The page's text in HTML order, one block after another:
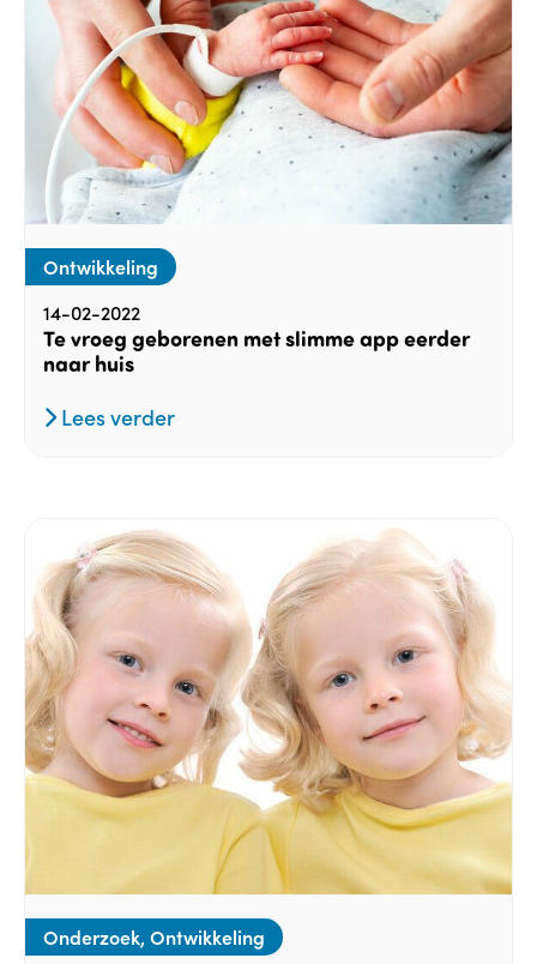
Ontwikkeling
14-02-2022
Te vroeg geborenen met slimme app eerder
naar huis
Lees verder
Onderzoek, Ontwikkeling